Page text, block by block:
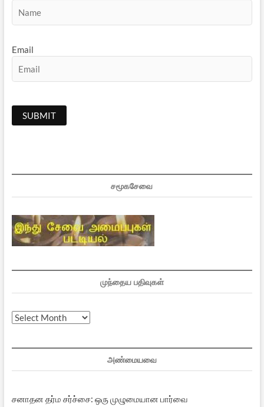
Email
சமூகசேவை
முந்தைய பதிவுகள்
முந்தைய
அண்மையவை
சனாதன தர்ம சர்ச்சை: ஒரு முழுமையான பார்வை